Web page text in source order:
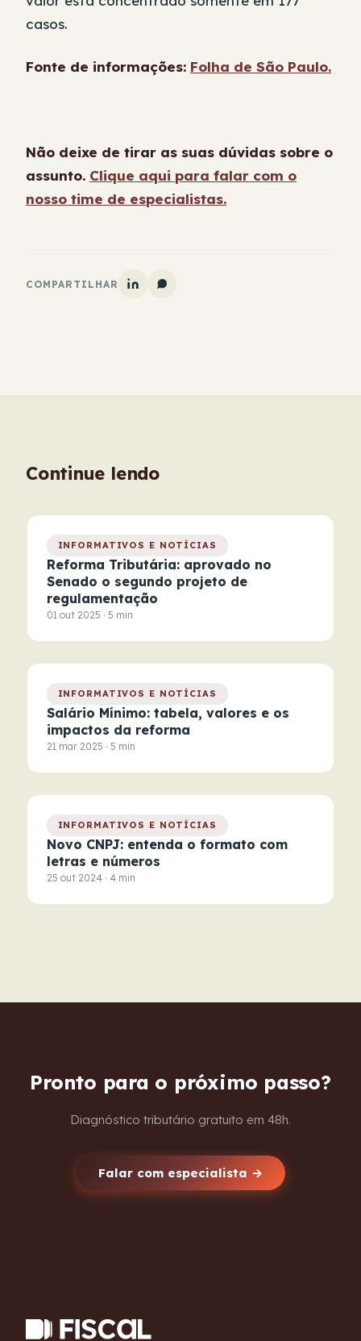
casos.
Fonte de informações: Folha de São Paulo.
Não deixe de tirar as suas dúvidas sobre o
assunto. Clique aqui para falar com o
nosso time de especialistas.
COMPARTILHAR
Continue lendo
INFORMATIVOS E NOTÍCIAS
Reforma Tributária: aprovado no
Senado o segundo projeto de
regulamentação
01 out 2025 · 5 min
INFORMATIVOS E NOTÍCIAS
Salário Mínimo: tabela, valores e os
impactos da reforma
21 mar 2025 · 5 min
INFORMATIVOS E NOTÍCIAS
Novo CNPJ: entenda o formato com
letras e números
25 out 2024 · 4 min
Pronto para o próximo passo?
Diagnóstico tributário gratuito em 48h.
Falar com especialista →